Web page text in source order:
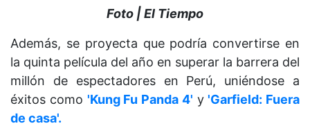
Foto | El Tiempo
Además, se proyecta que podría convertirse en
la quinta película del año en superar la barrera del
millón de espectadores en Perú, uniéndose a
éxitos como 'Kung Fu Panda 4' y'Garfield: Fuera
de casa'.